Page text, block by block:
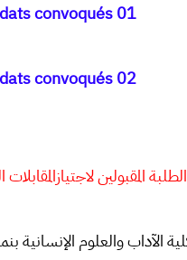
convoqués 01
convoqués 02
المقبولين
الآداب والعلوم الإنسانية